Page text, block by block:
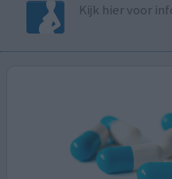
Kijk hier voor